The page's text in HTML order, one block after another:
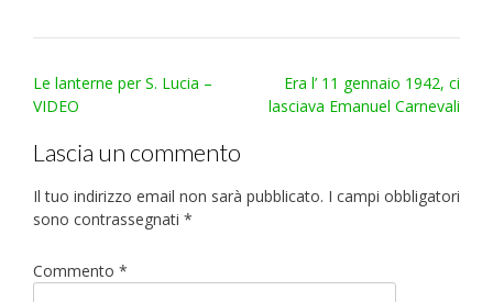
Post
navigation
Le lanterne per S. Lucia –
VIDEO
Era l’ 11 gennaio 1942, ci
lasciava Emanuel Carnevali
Lascia un commento
Il tuo indirizzo email non sarà pubblicato. I campi obbligatori
sono contrassegnati *
Commento *